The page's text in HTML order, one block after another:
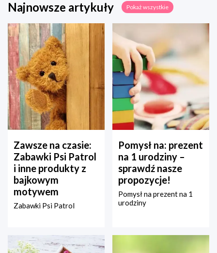
Najnowsze artykuły Pokaż wszystkie
Zawsze na czasie:
Zabawki Psi Patrol
i inne produkty z
bajkowym
motywem
Zabawki Psi Patrol
Pomysł na: prezent
na 1 urodziny –
sprawdź nasze
propozycje!
Pomysł na prezent na 1
urodziny